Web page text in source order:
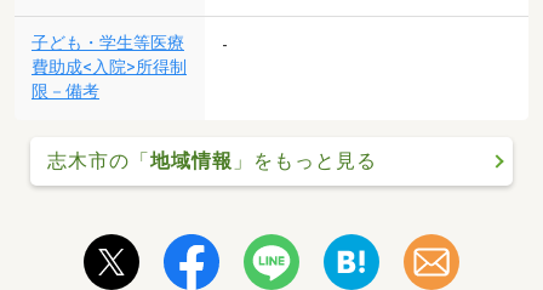
子ども・学生等医療
費助成<入院>所得制
限－備考
-
志木市の「地域情報 」をもっと見る